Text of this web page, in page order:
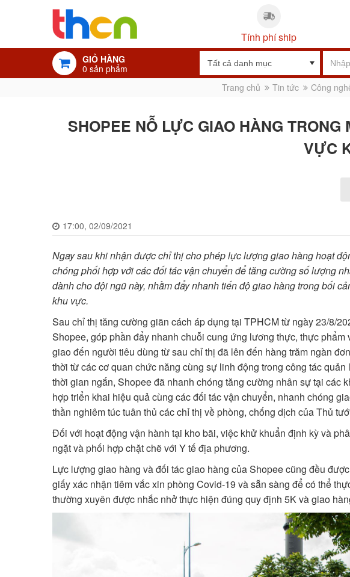
Tính phí ship
GIỎ HÀNG
0 sản phẩm
Trang chủ Tin tức Công
SHOPEE NỖ LỰC GIAO HÀNG TRONG
VỰC
17:00, 02/09/2021
Ngay sau khi nhận được chỉ thị cho phép lực lượng giao hàng hoạt
chóng phối hợp với các đối tác vận chuyển để tăng cường số lượng
dành cho đội ngũ này, nhằm đẩy nhanh tiến độ giao hàng trong bối
khu vực.
Sau chỉ thị tăng cường giãn cách áp dụng tại TPHCM từ ngày 23/8/
Shopee, góp phần đẩy nhanh chuỗi cung ứng lương thực, thực
giao đến người tiêu dùng từ sau chỉ thị đã lên đến hàng trăm ngàn
thời từ các cơ quan chức năng cùng sự linh động trong công tác
thời gian ngắn, Shopee đã nhanh chóng tăng cường nhân sự tại các
hợp triển khai hiệu quả cùng các đối tác vận chuyển, nhanh chóng
thần nghiêm túc tuân thủ các chỉ thị về phòng, chống dịch của Thủ
Đối với hoạt động vận hành tại kho bãi, việc khử khuẩn định kỳ và
ngặt và phối hợp chặt chẽ với Y tế địa phương.
Lực lượng giao hàng và đối tác giao hàng của Shopee cũng đều
giấy xác nhận tiêm vắc xin phòng Covid-19 và sẵn sàng để có thể
thường xuyên được nhắc nhở thực hiện đúng quy định 5K và giao